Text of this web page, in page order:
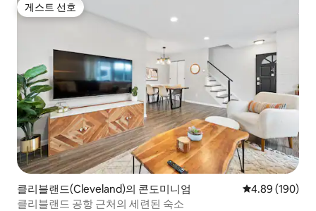
게스트 선호
게스트 선호
클리블랜드(Cleveland)의 콘도미니엄 평점 4.89점(5
4.89 (190)
클리블랜드 공항 근처의 세련된 숙소